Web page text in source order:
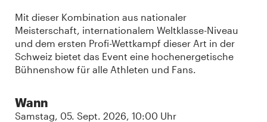
Mit dieser Kombination aus nationaler
Meisterschaft, internationalem Weltklasse-Niveau
und dem ersten Profi-Wettkampf dieser Art in der
Schweiz bietet das Event eine hochenergetische
Bühnenshow für alle Athleten und Fans.
Wann
Samstag, 05. Sept. 2026, 10:00 Uhr